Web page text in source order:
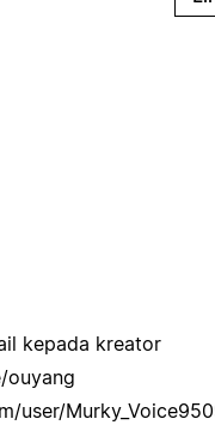
kepada kreator
ouyang
user/